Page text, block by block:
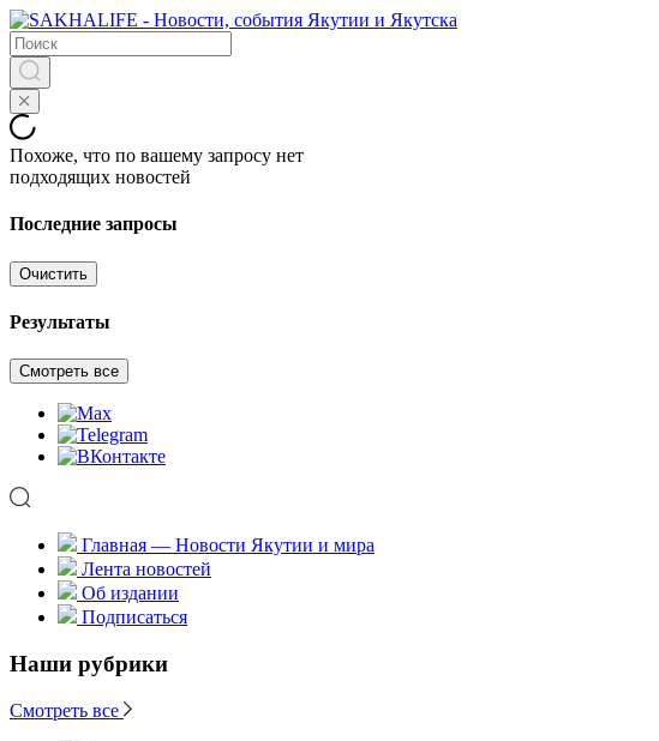
Похоже, что по вашему запросу нет
подходящих новостей
Последние запросы
Очистить
Результаты
Смотреть все
Главная — Новости Якутии и мира
Лента новостей
Об издании
Подписаться
Наши рубрики
Смотреть все